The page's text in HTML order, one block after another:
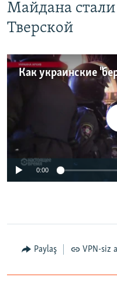
Майдана
Тверской
No media
0:00
Paylaş VPN-siz